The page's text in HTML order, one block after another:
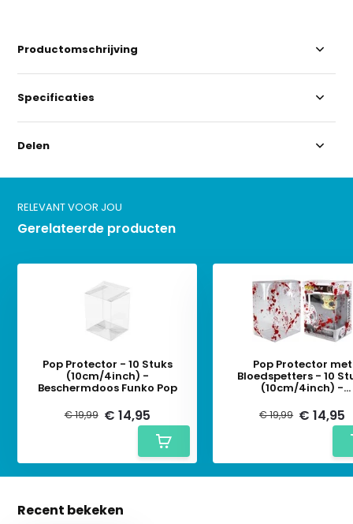
Productomschrijving
Specificaties
Delen
RELEVANT VOOR JOU
Gerelateerde producten
Pop Protector - 10 Stuks
(10cm/4inch) -
Beschermdoos Funko Pop
€ 19,99 € 14,95
Pop Protector met
Bloedspetters - 10
(10cm/4inch) -
€ 19,99 € 14,95
Recent bekeken